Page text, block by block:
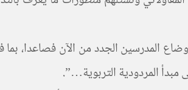
أوضاع المدرسين الجدد من الآن فصاعدا،